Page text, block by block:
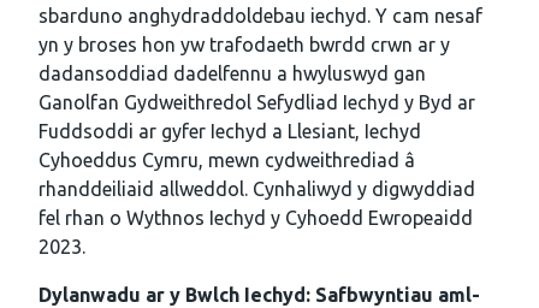
sbarduno anghydraddoldebau iechyd. Y cam nesaf
yn y broses hon yw trafodaeth bwrdd crwn ar y
dadansoddiad dadelfennu a hwyluswyd gan
Ganolfan Gydweithredol Sefydliad Iechyd y Byd ar
Fuddsoddi ar gyfer Iechyd a Llesiant, Iechyd
Cyhoeddus Cymru, mewn cydweithrediad â
rhanddeiliaid allweddol. Cynhaliwyd y digwyddiad
fel rhan o Wythnos Iechyd y Cyhoedd Ewropeaidd
2023.
Dylanwadu ar y Bwlch Iechyd: Safbwyntiau aml-